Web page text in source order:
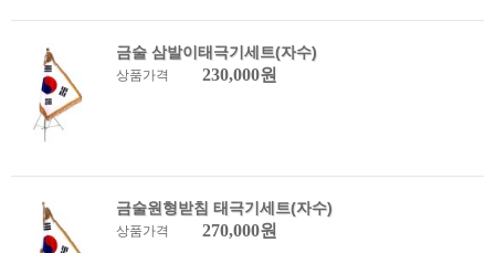
금술 삼발이태극기세트(자수)
상품가격 230,000원
금술원형받침 태극기세트(자수)
상품가격 270,000원